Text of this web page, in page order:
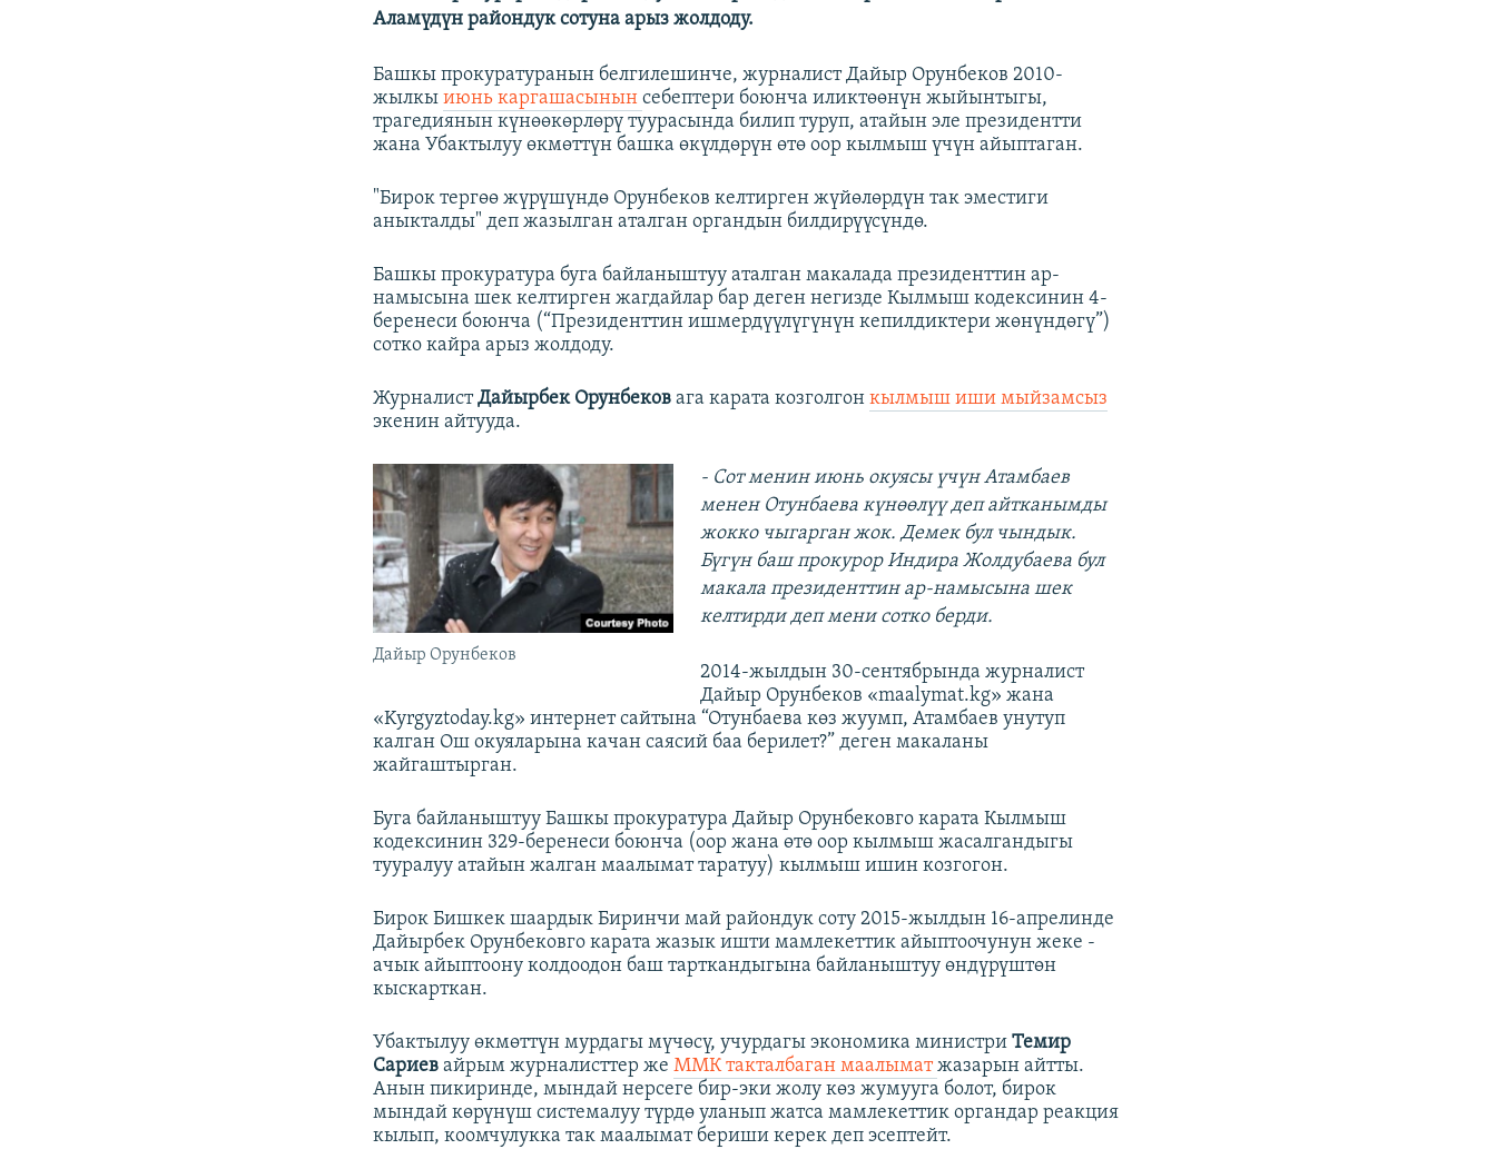
Аламүдүн райондук сотуна арыз жолдоду.
Башкы прокуратуранын белгилешинче, журналист Дайыр Орунбеков 2010-
жылкыиюнь каргашасынынсебептери боюнча иликтөөнүн жыйынтыгы,
трагедиянын күнөөкөрлөрү туурасында билип туруп, атайын эле президентти
жана Убактылуу өкмөттүн башка өкүлдөрүн өтө оор кылмыш үчүн айыптаган.
"Бирок тергөө жүрүшүндө Орунбеков келтирген жүйөлөрдүн так эместиги
аныкталды" деп жазылган аталган органдын билдирүүсүндө.
Башкы прокуратура буга байланыштуу аталган макалада президенттин ар-
намысына шек келтирген жагдайлар бар деген негизде Кылмыш кодексинин 4-
беренеси боюнча (“Президенттин ишмердүүлүгүнүн кепилдиктери жөнүндөгү”)
сотко кайра арыз жолдоду.
ЖурналистДайырбек Орунбековага карата козголгонкылмыш иши мыйзамсыз
экенин айтууда.
Дайыр Орунбеков
- Сот менин июнь окуясы үчүн Атамбаев
менен Отунбаева күнөөлүү деп айтканымды
жокко чыгарган жок. Демек бул чындык.
Бүгүн баш прокурор Индира Жолдубаева бул
макала президенттин ар-намысына шек
келтирди деп мени сотко берди.
2014-жылдын 30-сентябрында журналист
Дайыр Орунбеков «maalymat.kg» жана
«Kyrgyztoday.kg» интернет сайтына “Отунбаева көз жуумп, Атамбаев унутуп
калган Ош окуяларына качан саясий баа берилет?” деген макаланы
жайгаштырган.
Буга байланыштуу Башкы прокуратура Дайыр Орунбековго карата Кылмыш
кодексинин 329-беренеси боюнча (оор жана өтө оор кылмыш жасалгандыгы
тууралуу атайын жалган маалымат таратуу) кылмыш ишин козгогон.
Бирок Бишкек шаардык Биринчи май райондук соту 2015-жылдын 16-апрелинде
Дайырбек Орунбековго карата жазык ишти мамлекеттик айыптоочунун жеке -
ачык айыптоону колдоодон баш тарткандыгына байланыштуу өндүрүштөн
кыскарткан.
Убактылуу өкмөттүн мурдагы мүчөсү, учурдагы экономика министриТемир
Сариев айрым журналисттер жеММК такталбаган маалыматжазарын айтты.
Анын пикиринде, мындай нерсеге бир-эки жолу көз жумууга болот, бирок
мындай көрүнүш системалуу түрдө уланып жатса мамлекеттик органдар реакция
кылып, коомчулукка так маалымат бериши керек деп эсептейт.